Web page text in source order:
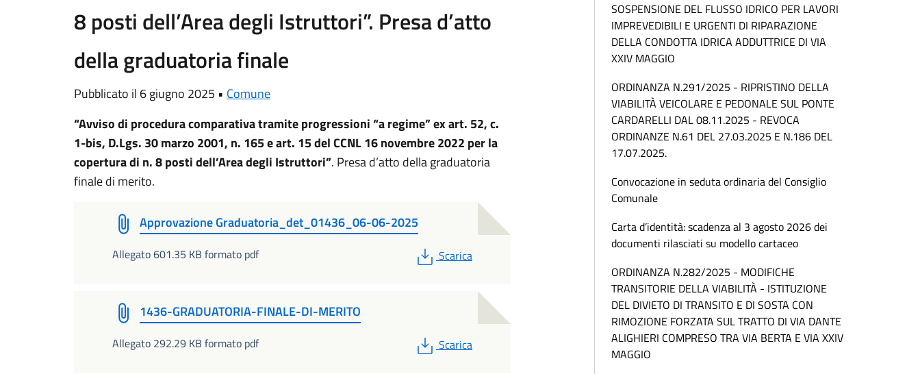
8 posti dell’Area degli Istruttori”. Presa d’atto
della graduatoria finale
Pubblicato il 6 giugno 2025 • Comune
“Avviso di procedura comparativa tramite progressioni “a regime” ex art. 52, c.
1-bis, D.Lgs. 30 marzo 2001, n. 165 e art. 15 del CCNL 16 novembre 2022 per la
copertura di n. 8 posti dell’Area degli Istruttori”. Presa d’atto della graduatoria
finale di merito.
Approvazione Graduatoria_det_01436_06-06-2025
Allegato 601.35 KB formato pdf PDF
Scarica
1436-GRADUATORIA-FINALE-DI-MERITO
Allegato 292.29 KB formato pdf PDF
Scarica
SOSPENSIONE DEL FLUSSO IDRICO PER LAVORI
IMPREVEDIBILI E URGENTI DI RIPARAZIONE
DELLA CONDOTTA IDRICA ADDUTTRICE DI VIA
XXIV MAGGIO
ORDINANZA N.291/2025 - RIPRISTINO DELLA
VIABILITÀ VEICOLARE E PEDONALE SUL PONTE
CARDARELLI DAL 08.11.2025 - REVOCA
ORDINANZE N.61 DEL 27.03.2025 E N.186 DEL
17.07.2025.
Convocazione in seduta ordinaria del Consiglio
Comunale
Carta d’identità: scadenza al 3 agosto 2026 dei
documenti rilasciati su modello cartaceo
ORDINANZA N.282/2025 - MODIFICHE
TRANSITORIE DELLA VIABILITÀ - ISTITUZIONE
DEL DIVIETO DI TRANSITO E DI SOSTA CON
RIMOZIONE FORZATA SUL TRATTO DI VIA DANTE
ALIGHIERI COMPRESO TRA VIA BERTA E VIA XXIV
MAGGIO